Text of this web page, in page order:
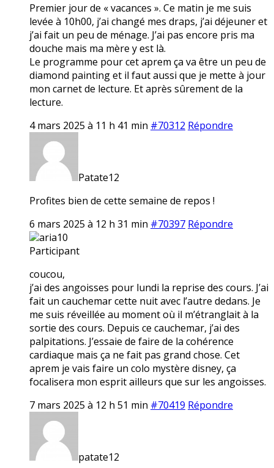
Premier jour de « vacances ». Ce matin je me suis
levée à 10h00, j’ai changé mes draps, j’ai déjeuner et
j’ai fait un peu de ménage. J’ai pas encore pris ma
douche mais ma mère y est là.
Le programme pour cet aprem ça va être un peu de
diamond painting et il faut aussi que je mette à jour
mon carnet de lecture. Et après sûrement de la
lecture.
4 mars 2025 à 11 h 41 min #70312 Répondre
Patate12
Profites bien de cette semaine de repos !
6 mars 2025 à 12 h 31 min #70397 Répondre
aria10
Participant
coucou,
j’ai des angoisses pour lundi la reprise des cours. J’ai
fait un cauchemar cette nuit avec l’autre dedans. Je
me suis réveillée au moment où il m’étranglait à la
sortie des cours. Depuis ce cauchemar, j’ai des
palpitations. J’essaie de faire de la cohérence
cardiaque mais ça ne fait pas grand chose. Cet
aprem je vais faire un colo mystère disney, ça
focalisera mon esprit ailleurs que sur les angoisses.
7 mars 2025 à 12 h 51 min #70419 Répondre
patate12